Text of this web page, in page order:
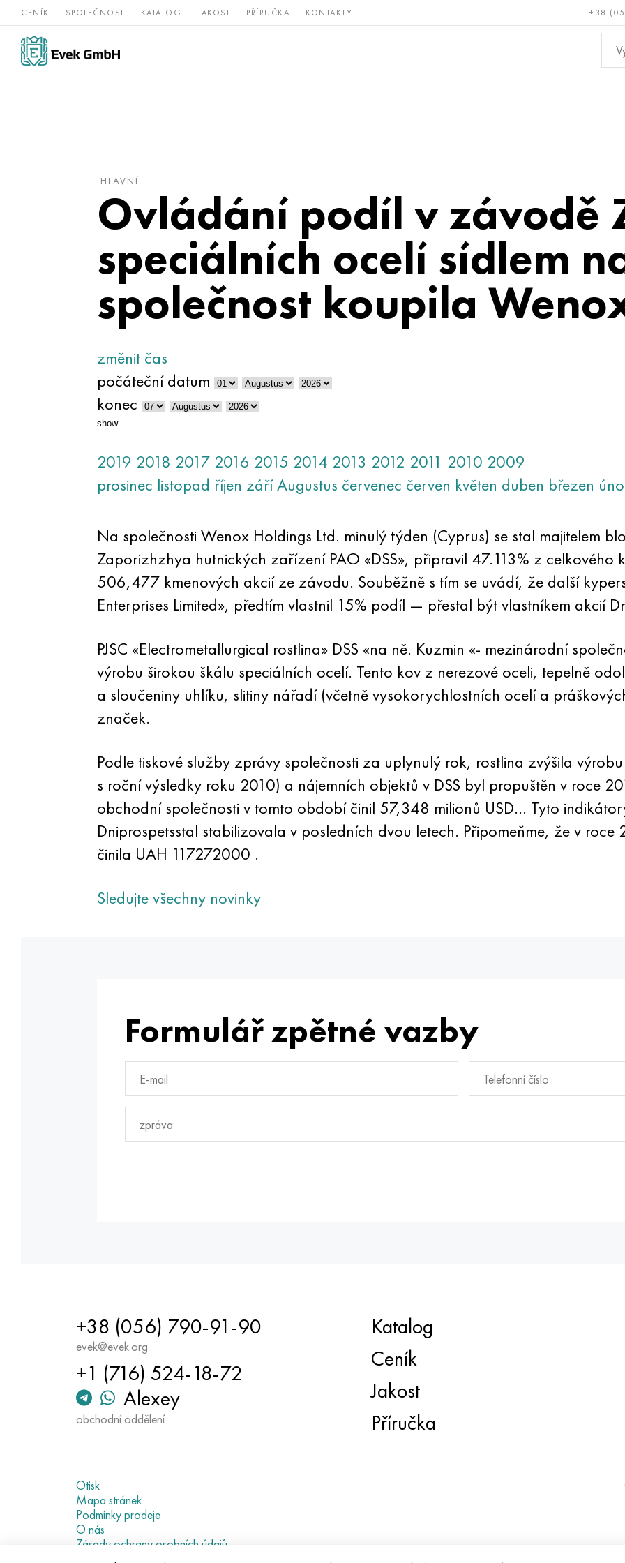
CENÍK SPOLEČNOST KATALOG JAKOST PŘÍRUČKA KONTAKTY +38
Slitiny
niklu
nerezová Vzácné a Bronz, měď,
HLAVNÍ
Ovládání podíl v závodě
speciálních ocelí sídlem
společnost koupila
změnit čas
počáteční datum
konec
show
2019 2018 2017 2016 2015 2014 2013 2012 2011 2010 2009
prosinec listopad říjen záříAugustus červenec červen květen duben březen
Na společnosti Wenox Holdings Ltd. minulý týden (Cyprus) se stal majitelem
Zaporizhzhya hutnických zařízení PAO «DSS», připravil 47.113% z celkového
506,477 kmenových akcií ze závodu. Souběžně s tím se uvádí, že další
Enterprises Limited», předtím vlastnil 15% podíl — přestal být vlastníkem akcií
PJSC «Electrometallurgical rostlina» DSS «na ně. Kuzmin «- mezinárodní
výrobu širokou škálu speciálních ocelí. Tento kov z nerezové oceli, tepelně
a sloučeniny uhlíku, slitiny nářadí (včetně vysokorychlostních ocelí a
značek.
Podle tiskové služby zprávy společnosti za uplynulý rok, rostlina zvýšila
s roční výsledky roku 2010) a nájemních objektů v DSS byl propuštěn v roce
obchodní společnosti v tomto období činil 57,348 milionů USD… Tyto
Dniprospetsstal stabilizovala v posledních dvou letech. Připomeňme, že v
činila UAH 117272000 .
Sledujte všechny novinky
Formulář zpětné vazby
+38 (056) 790-91-90
evek@evek.org
+1 (716) 524-18-72
Alexey
obchodní oddělení
Katalog
Ceník
Jakost
Příručka
Otisk
Mapa stránek
Podmínky prodeje
O nás
Zásady ochrany osobních údajů
Current metal prices